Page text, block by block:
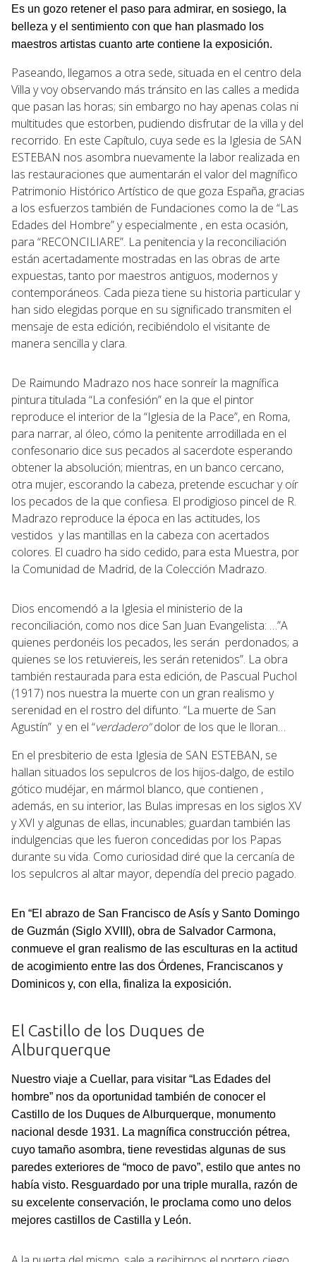
Es un gozo retener el paso para admirar, en sosiego, la
belleza y el sentimiento con que han plasmado los
maestros artistas cuanto arte contiene la exposición.
Paseando, llegamos a otra sede, situada en el centro dela
Villa y voy observando más tránsito en las calles a medida
que pasan las horas; sin embargo no hay apenas colas ni
multitudes que estorben, pudiendo disfrutar de la villa y del
recorrido. En este Capítulo, cuya sede es la Iglesia de SAN
ESTEBAN nos asombra nuevamente la labor realizada en
las restauraciones que aumentarán el valor del magnífico
Patrimonio Histórico Artístico de que goza España, gracias
a los esfuerzos también de Fundaciones como la de “Las
Edades del Hombre” y especialmente , en esta ocasión,
para “RECONCILIARE”. La penitencia y la reconciliación
están acertadamente mostradas en las obras de arte
expuestas, tanto por maestros antiguos, modernos y
contemporáneos. Cada pieza tiene su historia particular y
han sido elegidas porque en su significado transmiten el
mensaje de esta edición, recibiéndolo el visitante de
manera sencilla y clara.
De Raimundo Madrazo nos hace sonreír la magnífica
pintura titulada “La confesión” en la que el pintor
reproduce el interior de la “Iglesia de la Pace”, en Roma,
para narrar, al óleo, cómo la penitente arrodillada en el
confesonario dice sus pecados al sacerdote esperando
obtener la absolución; mientras, en un banco cercano,
otra mujer, escorando la cabeza, pretende escuchar y oír
los pecados de la que confiesa. El prodigioso pincel de R.
Madrazo reproduce la época en las actitudes, los
vestidos y las mantillas en la cabeza con acertados
colores. El cuadro ha sido cedido, para esta Muestra, por
la Comunidad de Madrid, de la Colección Madrazo.
Dios encomendó a la Iglesia el ministerio de la
reconciliación, como nos dice San Juan Evangelista: …”A
quienes perdonéis los pecados, les serán perdonados; a
quienes se los retuviereis, les serán retenidos”. La obra
también restaurada para esta edición, de Pascual Puchol
(1917) nos nuestra la muerte con un gran realismo y
serenidad en el rostro del difunto. “La muerte de San
Agustín” y en el “verdadero”dolor de los que le lloran…
En el presbiterio de esta Iglesia de SAN ESTEBAN, se
hallan situados los sepulcros de los hijos-dalgo, de estilo
gótico mudéjar, en mármol blanco, que contienen ,
además, en su interior, las Bulas impresas en los siglos XV
y XVI y algunas de ellas, incunables; guardan también las
indulgencias que les fueron concedidas por los Papas
durante su vida. Como curiosidad diré que la cercanía de
los sepulcros al altar mayor, dependía del precio pagado.
En “El abrazo de San Francisco de Asís y Santo Domingo
de Guzmán (Siglo XVIII), obra de Salvador Carmona,
conmueve el gran realismo de las esculturas en la actitud
de acogimiento entre las dos Órdenes, Franciscanos y
Dominicos y, con ella, finaliza la exposición.
El Castillo de los Duques de
Alburquerque
Nuestro viaje a Cuellar, para visitar “Las Edades del
hombre” nos da oportunidad también de conocer el
Castillo de los Duques de Alburquerque, monumento
nacional desde 1931. La magnífica construcción pétrea,
cuyo tamaño asombra, tiene revestidas algunas de sus
paredes exteriores de “moco de pavo”, estilo que antes no
había visto. Resguardado por una triple muralla, razón de
su excelente conservación, le proclama como uno delos
mejores castillos de Castilla y León.